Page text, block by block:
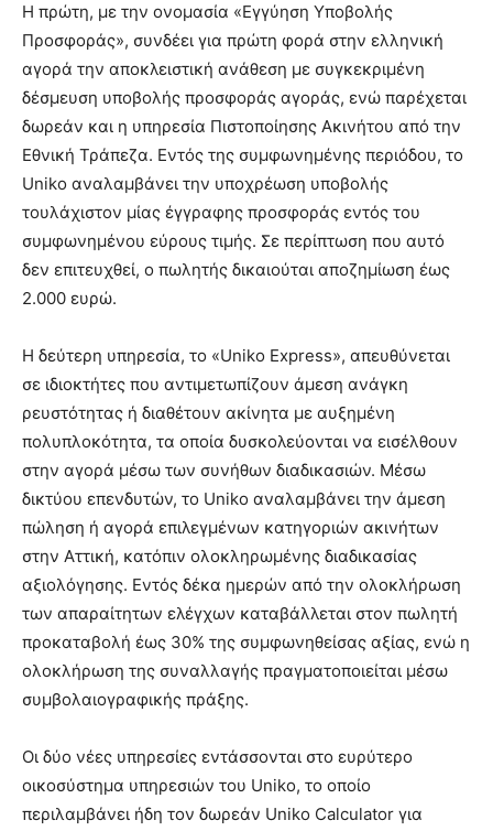
Η πρώτη, με την ονομασία «Εγγύηση Υποβολής
Προσφοράς», συνδέει για πρώτη φορά στην ελληνική
αγορά την αποκλειστική ανάθεση με συγκεκριμένη
δέσμευση υποβολής προσφοράς αγοράς, ενώ παρέχεται
δωρεάν και η υπηρεσία Πιστοποίησης Ακινήτου από την
Εθνική Τράπεζα. Εντός της συμφωνημένης περιόδου, το
Uniko αναλαμβάνει την υποχρέωση υποβολής
τουλάχιστον μίας έγγραφης προσφοράς εντός του
συμφωνημένου εύρους τιμής. Σε περίπτωση που αυτό
δεν επιτευχθεί, ο πωλητής δικαιούται αποζημίωση έως
2.000 ευρώ.
Η δεύτερη υπηρεσία, το «Uniko Express», απευθύνεται
σε ιδιοκτήτες που αντιμετωπίζουν άμεση ανάγκη
ρευστότητας ή διαθέτουν ακίνητα με αυξημένη
πολυπλοκότητα, τα οποία δυσκολεύονται να εισέλθουν
στην αγορά μέσω των συνήθων διαδικασιών. Μέσω
δικτύου επενδυτών, το Uniko αναλαμβάνει την άμεση
πώληση ή αγορά επιλεγμένων κατηγοριών ακινήτων
στην Αττική, κατόπιν ολοκληρωμένης διαδικασίας
αξιολόγησης. Εντός δέκα ημερών από την ολοκλήρωση
των απαραίτητων ελέγχων καταβάλλεται στον πωλητή
προκαταβολή έως 30% της συμφωνηθείσας αξίας, ενώ η
ολοκλήρωση της συναλλαγής πραγματοποιείται μέσω
συμβολαιογραφικής πράξης.
Οι δύο νέες υπηρεσίες εντάσσονται στο ευρύτερο
οικοσύστημα υπηρεσιών του Uniko, το οποίο
περιλαμβάνει ήδη τον δωρεάν Uniko Calculator για